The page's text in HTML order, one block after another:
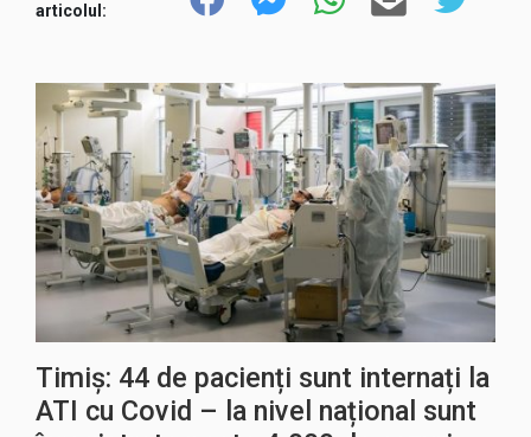
articolul:
Timiș: 44 de pacienți sunt internați la
ATI cu Covid – la nivel național sunt